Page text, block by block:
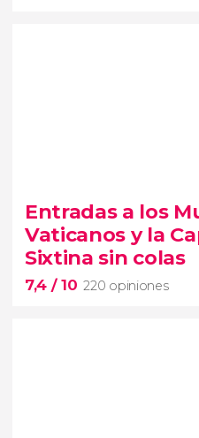
5.526 opiniones
paseo
guiada por las galerías
Entradas a los
Vaticanos y la
Sixtina sin colas
7,4 / 10 220 opiniones